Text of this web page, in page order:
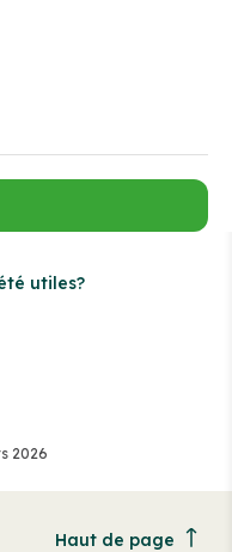
utiles?
2026
Haut de page